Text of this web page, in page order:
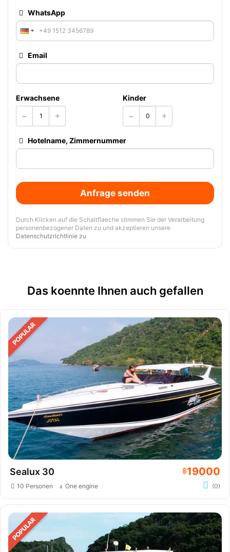
WhatsApp
Email
Erwachsene Kinder
Hotelname, Zimmernummer
Anfrage senden
Durch Klicken auf die Schaltflaeche stimmen Sie der Verarbeitung
personenbezogener Daten zu und akzeptieren unsere
Datenschutzrichtlinie zu
Das koennte Ihnen auch gefallen
Sealux 30 ฿19000
10 Personen One engine (0)